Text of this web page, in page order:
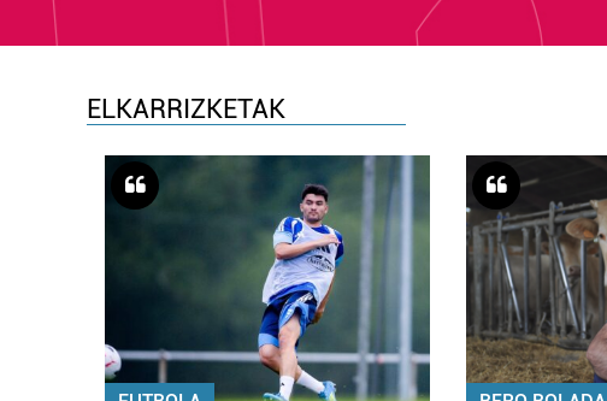
ELKARRIZKETAK